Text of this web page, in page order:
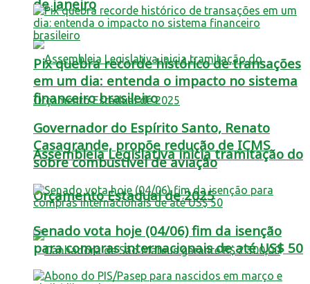
de janeiro
Assembleia Legislativa inicia tramitação do
Orçamento Estadual de 2025
Pix quebra recorde histórico de transações
em um dia: entenda o impacto no sistema
financeiro brasileiro
Governador do Espírito Santo, Renato
Casagrande, propõe redução de ICMS
sobre combustível de aviação
Senado vota hoje (04/06) fim da isenção
para compras internacionais de até US$ 50